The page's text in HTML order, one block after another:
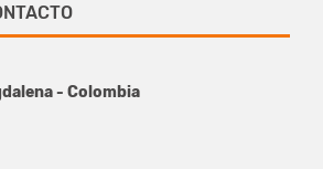
- Colombia